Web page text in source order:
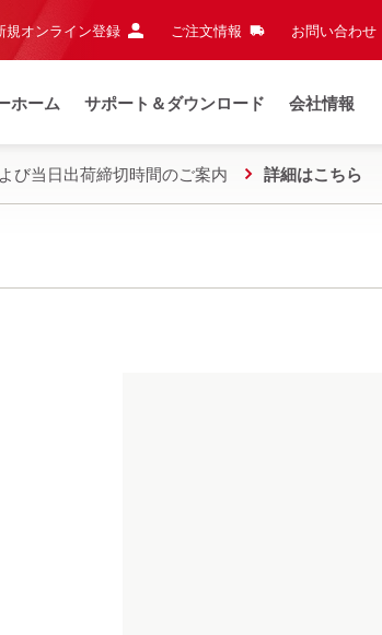
規オンライン登録 ご注文情報 お問い合わせ‎
ホーム サポート＆ダウンロード 会社情報
び当日出荷締切時間のご案内 詳細はこちら